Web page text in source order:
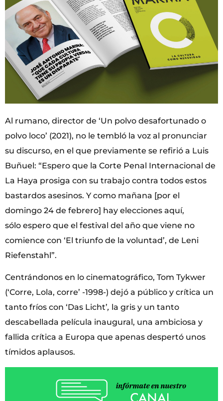
Al rumano, director de ‘Un polvo desafortunado o
polvo loco’ (2021), no le tembló la voz al pronunciar
su discurso, en el que previamente se refirió a Luis
Buñuel: “Espero que la Corte Penal Internacional de
La Haya prosiga con su trabajo contra todos estos
bastardos asesinos. Y como mañana [por el
domingo 24 de febrero] hay elecciones aquí,
sólo espero que el festival del año que viene no
comience con ‘El triunfo de la voluntad’, de Leni
Riefenstahl”.
Centrándonos en lo cinematográfico, Tom Tykwer
(‘Corre, Lola, corre’ -1998-) dejó a público y crítica un
tanto fríos con ‘Das Licht’, la gris y un tanto
descabellada película inaugural, una ambiciosa y
fallida crítica a Europa que apenas despertó unos
tímidos aplausos.